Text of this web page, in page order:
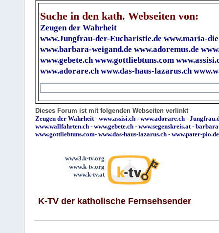
Suche in den kath. Webseiten von:
Zeugen der Wahrheit
www.Jungfrau-der-Eucharistie.de www.maria-
www.barbara-weigand.de www.adoremus.de
www.gebete.ch www.gottliebtuns.com
www.adorare.ch www.das-haus-lazarus.ch
Dieses Forum ist mit folgenden Webseiten verlinkt
Zeugen der Wahrheit - www.assisi.ch - www.adorare.ch -
www.wallfahrten.ch - www.gebete.ch - www.segenskreis.at -
www.gottliebtuns.com- www.das-haus-lazarus.ch - www.pater-pio.de
www3.k-tv.org
www.k-tv.org
www.k-tv.at
K-TV der katholische Fernsehsender